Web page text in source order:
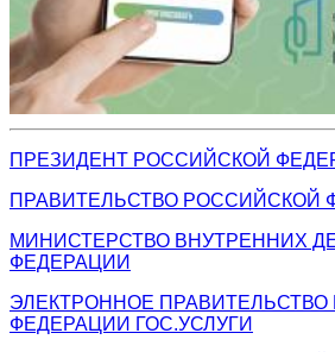
ПРЕЗИДЕНТ РОССИЙСКОЙ
ПРАВИТЕЛЬСТВО РОССИЙСКОЙ
МИНИСТЕРСТВО ВНУТРЕННИХ
ФЕДЕРАЦИИ
ЭЛЕКТРОННОЕ
ФЕДЕРАЦИИ ГОС.УСЛУГИ